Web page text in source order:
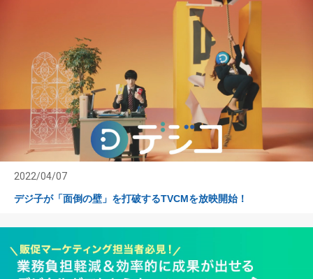
2022/04/07
デジ子が「面倒の壁」を打破するTVCMを放映開始！